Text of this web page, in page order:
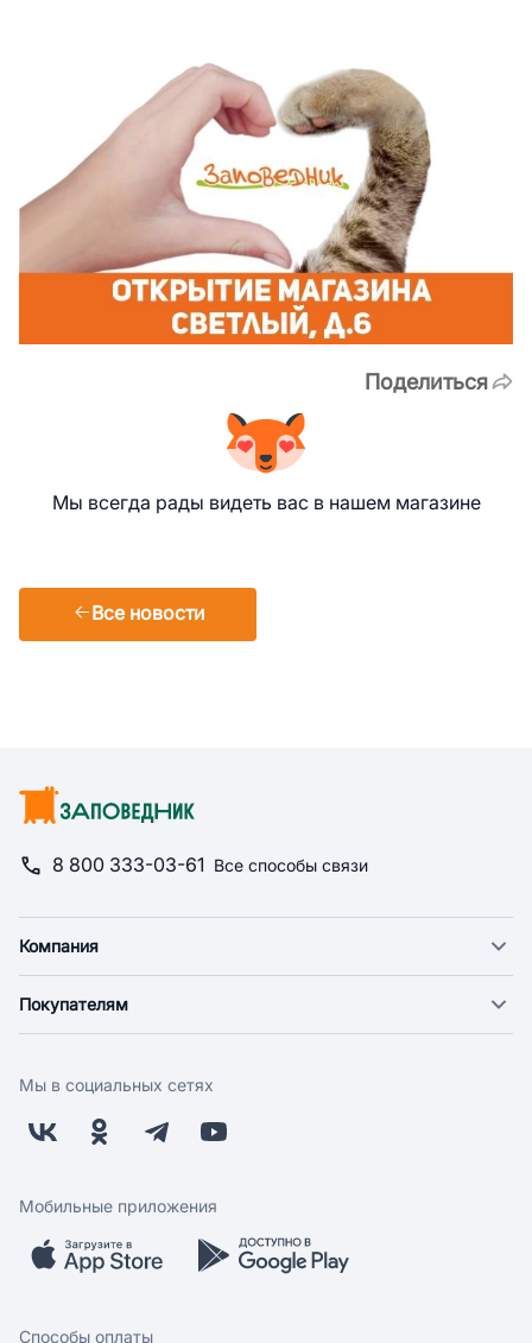
Поделиться
Мы всегда рады видеть вас в нашем магазине
Все новости
8 800 333-03-61 Все способы связи
Компания
Новости
Поставщикам
Заводчикам
Обратная связь
Покупателям
Оплата
Бонусная программа
Скидки и акции
Мобильное приложение
Мы в социальных сетях
Мобильные приложения
Способы оплаты